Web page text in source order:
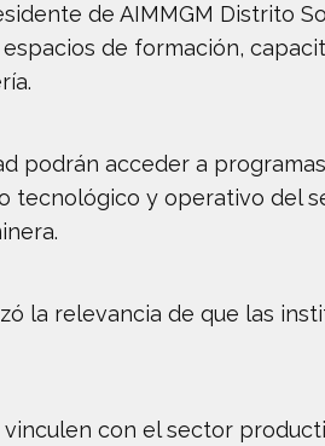
de AIMMGM Distrito
de formación,
podrán acceder a
y operativo del
la relevancia de que las
con el sector